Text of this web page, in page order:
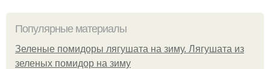
Популярные материалы
Зеленые помидоры лягушата на зиму. Лягушата из
зеленых помидор на зиму